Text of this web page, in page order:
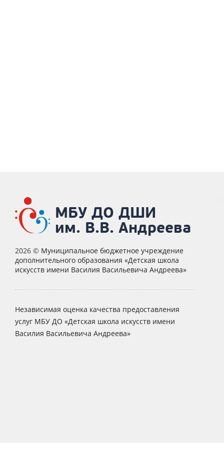
МБУ ДО ДШИ
им. В.В. Андреева
2026 © Муниципальное бюджетное учреждение
дополнительного образования «Детская школа
искусств имени Василия Васильевича Андреева»
Независимая оценка качества предоставления
услуг МБУ ДО «Детская школа искусств имени
Василия Васильевича Андреева»